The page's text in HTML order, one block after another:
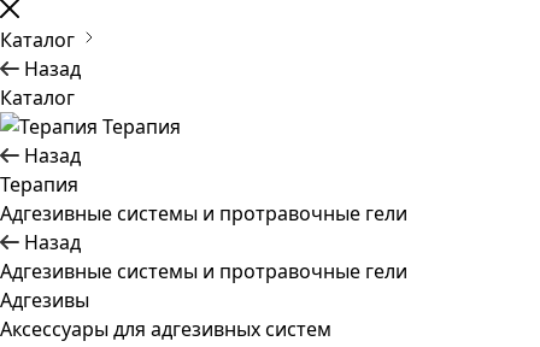
Каталог
Назад
Каталог
Терапия
Назад
Терапия
Адгезивные системы и протравочные гели
Назад
Адгезивные системы и протравочные гели
Адгезивы
Аксессуары для адгезивных систем